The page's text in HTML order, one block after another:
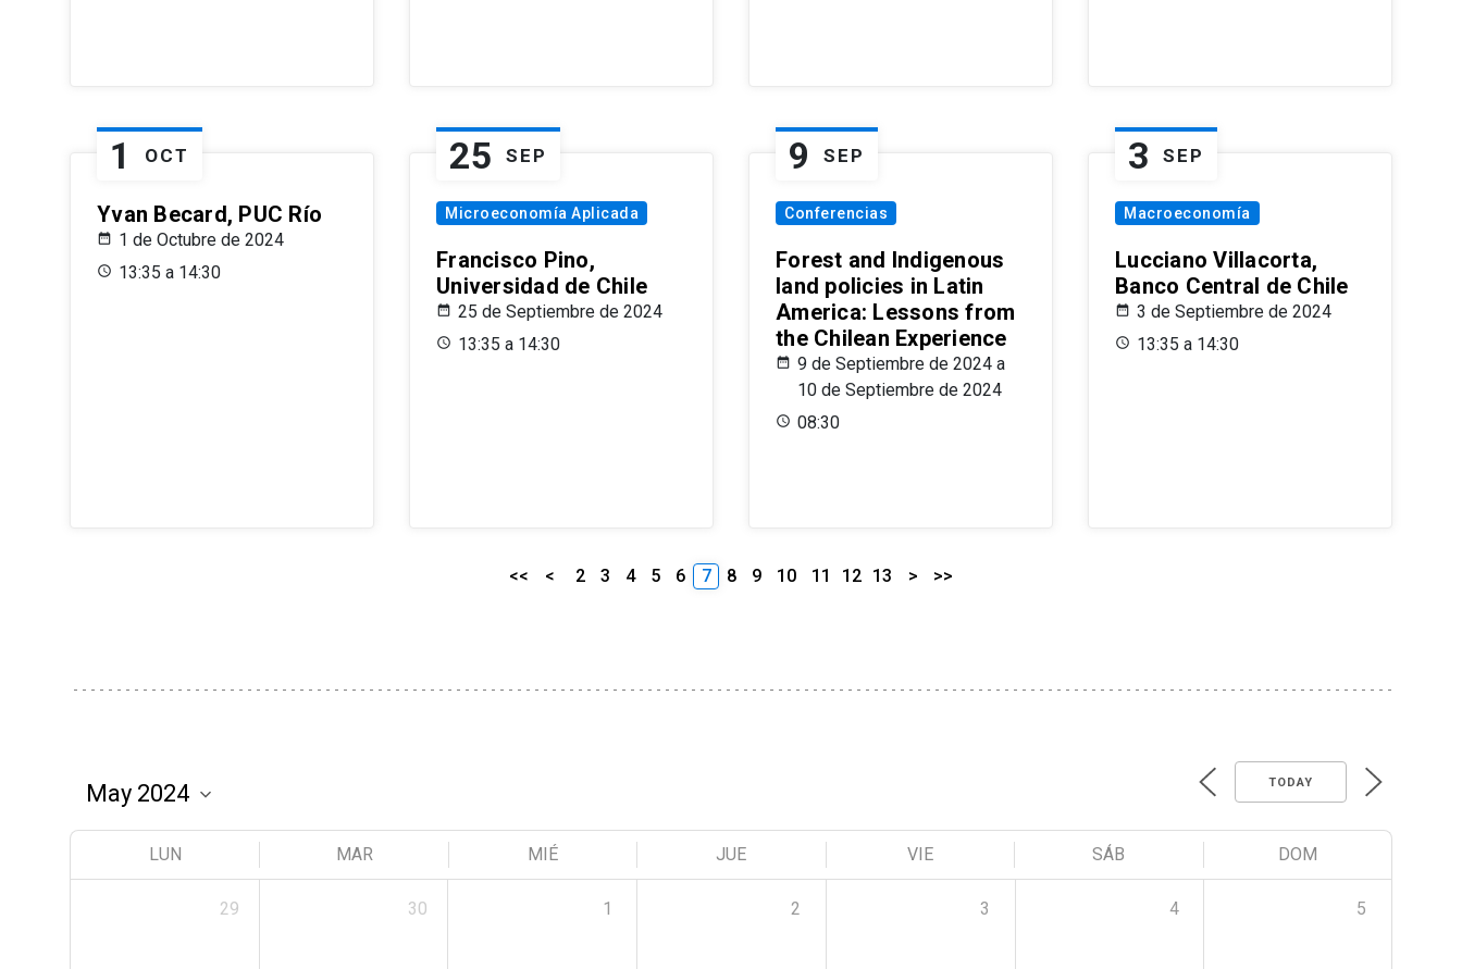
1 OCT
Yvan Becard, PUC Río
1 de Octubre de 2024
13:35 a 14:30
25 SEP
Microeconomía Aplicada
Francisco Pino,
Universidad de Chile
25 de Septiembre de 2024
13:35 a 14:30
9 SEP
Conferencias
Forest and Indigenous
land policies in Latin
America: Lessons from
the Chilean Experience
9 de Septiembre de 2024 a
10 de Septiembre de 2024
08:30
3 SEP
Macroeconomía
Lucciano Villacorta,
Banco Central de Chile
3 de Septiembre de 2024
13:35 a 14:30
<< < 2 3 4 5 6 7 8 9 10 11 12 13 > >>
TODAY
LUN MAR MIÉ JUE VIE SÁB DOM
29 30 1 2 3 4 5